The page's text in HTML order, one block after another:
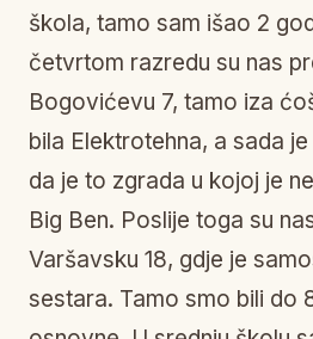
škola, tamo sam išao 2
četvrtom razredu su nas
Bogovićevu 7, tamo iza
bila Elektrotehna, a sada
da je to zgrada u kojoj je
Big Ben. Poslije toga su
Varšavsku 18, gdje je
sestara. Tamo smo bili do